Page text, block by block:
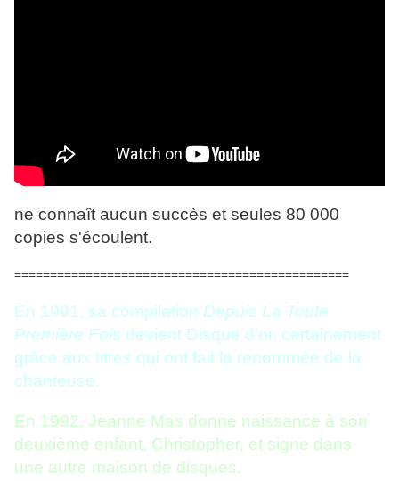
ne connaît aucun succès et seules 80 000
copies s'écoulent.
===============================================
En 1991, sa compilation Depuis La Toute
Première Fois devient Disque d'or, certainement
grâce aux titres qui ont fait la renommée de la
chanteuse.
En 1992, Jeanne Mas donne naissance à son
deuxième enfant, Christopher, et signe dans
une autre maison de disques.